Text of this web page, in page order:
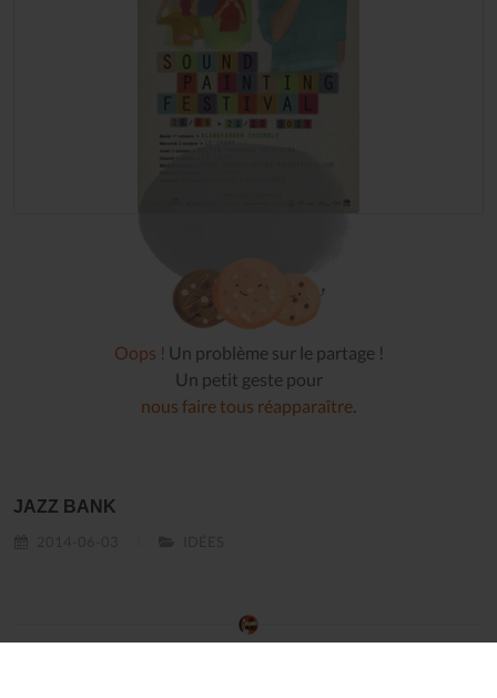
Oops ! Un problème sur le partage !
Un petit geste pour
nous faire tous réapparaître.
JAZZ BANK